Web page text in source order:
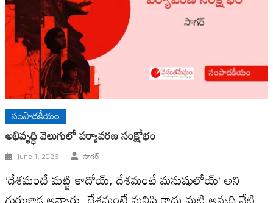
సంపాదకీయం
అభివృద్ధి వెలుగులో పర్యావరణ సంక్షోభం
June 1, 2026 సాగర్
‘దేశమంటే మట్టి కాదోయ్, దేశమంటే మనుషులోయ్’ అని